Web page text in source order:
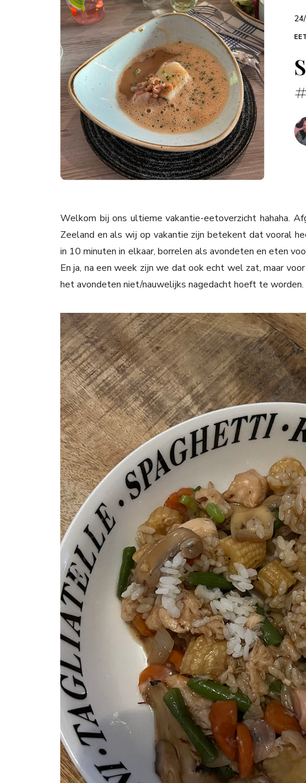
Welkom bij ons ultieme vakantie-eetoverzicht hahaha.
Zeeland en als wij op vakantie zijn betekent dat vooral
in 10 minuten in elkaar, borrelen als avondeten en eten
En ja, na een week zijn we dat ook echt wel zat, maar
het avondeten niet/nauwelijks nagedacht hoeft te worden.